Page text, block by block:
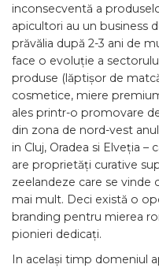
inconsecventă a
apicultori au un business
prăvălia după 2-3 ani de
face o evoluție a
produse (lăptișor de
cosmetice, miere
ales printr-o promovare
din zona de nord-vest
in Cluj, Oradea si Elveția
are proprietăți curative
zeelandeze care se
mai mult. Deci există o
branding pentru mierea
pionieri dedicați.
In același timp domeniul